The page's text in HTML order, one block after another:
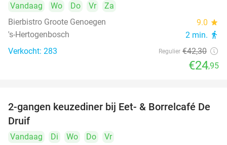
Vandaag Wo Do Vr
Za
Bierbistro Groote Genoegen
9.0 star
's-Hertogenbosch 2 min. directions_walk
Verkocht: 283 Regulier €42,30
€24,95
37%
2-gangen keuzediner bij Eet- & Borrelcafé De
Druif
Vandaag Di Wo Do
Vr